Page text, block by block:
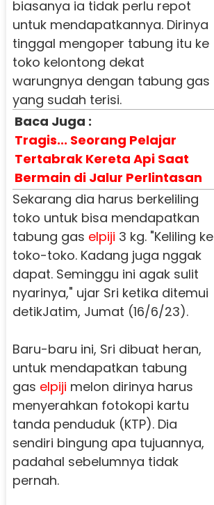
biasanya ia tidak perlu repot
untuk mendapatkannya. Dirinya
tinggal mengoper tabung itu ke
toko kelontong dekat
warungnya dengan tabung gas
yang sudah terisi.
Baca Juga :
Tragis... Seorang Pelajar
Tertabrak Kereta Api Saat
Bermain di Jalur Perlintasan
Sekarang dia harus berkeliling
toko untuk bisa mendapatkan
tabung gas elpiji 3 kg. "Keliling ke
toko-toko. Kadang juga nggak
dapat. Seminggu ini agak sulit
nyarinya," ujar Sri ketika ditemui
detikJatim, Jumat (16/6/23).
Baru-baru ini, Sri dibuat heran,
untuk mendapatkan tabung
gas elpiji melon dirinya harus
menyerahkan fotokopi kartu
tanda penduduk (KTP). Dia
sendiri bingung apa tujuannya,
padahal sebelumnya tidak
pernah.